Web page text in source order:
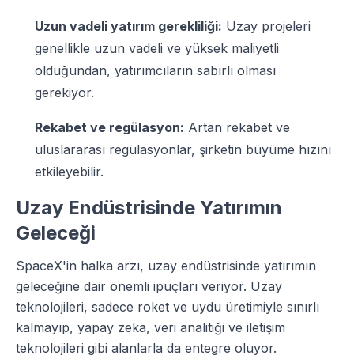
Uzun vadeli yatırım gerekliliği: Uzay projeleri
genellikle uzun vadeli ve yüksek maliyetli
olduğundan, yatırımcıların sabırlı olması
gerekiyor.
Rekabet ve regülasyon: Artan rekabet ve
uluslararası regülasyonlar, şirketin büyüme hızını
etkileyebilir.
Uzay Endüstrisinde Yatırımın
Geleceği
SpaceX'in halka arzı, uzay endüstrisinde yatırımın
geleceğine dair önemli ipuçları veriyor. Uzay
teknolojileri, sadece roket ve uydu üretimiyle sınırlı
kalmayıp, yapay zeka, veri analitiği ve iletişim
teknolojileri gibi alanlarla da entegre oluyor.